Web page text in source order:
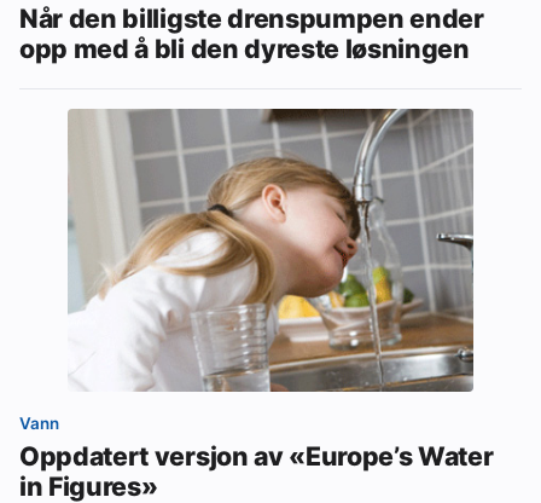
Når den billigste drenspumpen ender
opp med å bli den dyreste løsningen
Vann
Oppdatert versjon av «Europe’s Water
in Figures»